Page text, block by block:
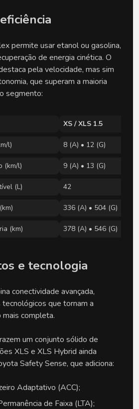
permite usar etanol ou gasolina,
de energia cinética. O
pela velocidade, mas sim
que superam a maioria
segmento:
XS / XLS 1.5
l) 8 (A) • 12 (G)
(km/l) 9 (A) • 13 (G)
(L) 42
336 (A) • 504 (G)
(km) 378 (A) • 546 (G)
e tecnologia
conectividade avançada,
que tornam a
completa.
um conjunto sólido de
XLS e XLS Hybrid ainda
Safety Sense, que adiciona:
Adaptativo (ACC);
de Faixa (LTA);